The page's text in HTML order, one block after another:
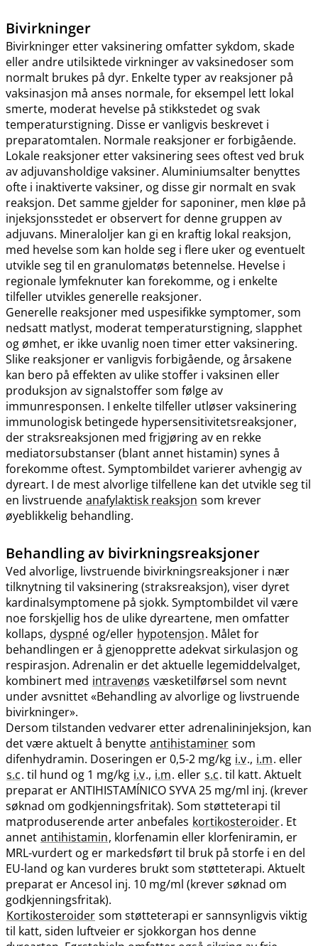
Bivirkninger
Bivirkninger etter vaksinering omfatter sykdom, skade
eller andre utilsiktede virkninger av vaksinedoser som
normalt brukes på dyr. Enkelte typer av reaksjoner på
vaksinasjon må anses normale, for eksempel lett lokal
smerte, moderat hevelse på stikkstedet og svak
temperaturstigning. Disse er vanligvis beskrevet i
preparatomtalen. Normale reaksjoner er forbigående.
Lokale reaksjoner etter vaksinering sees oftest ved bruk
av adjuvansholdige vaksiner. Aluminiumsalter benyttes
ofte i inaktiverte vaksiner, og disse gir normalt en svak
reaksjon. Det samme gjelder for saponiner, men kløe på
injeksjonsstedet er observert for denne gruppen av
adjuvans. Mineraloljer kan gi en kraftig lokal reaksjon,
med hevelse som kan holde seg i flere uker og eventuelt
utvikle seg til en granulomatøs betennelse. Hevelse i
regionale lymfeknuter kan forekomme, og i enkelte
tilfeller utvikles generelle reaksjoner.
Generelle reaksjoner med uspesifikke symptomer, som
nedsatt matlyst, moderat temperaturstigning, slapphet
og ømhet, er ikke uvanlig noen timer etter vaksinering.
Slike reaksjoner er vanligvis forbigående, og årsakene
kan bero på effekten av ulike stoffer i vaksinen eller
produksjon av signalstoffer som følge av
immunresponsen. I enkelte tilfeller utløser vaksinering
immunologisk betingede hypersensitivitetsreaksjoner,
der straksreaksjonen med frigjøring av en rekke
mediatorsubstanser (blant annet histamin) synes å
forekomme oftest. Symptombildet varierer avhengig av
dyreart. I de mest alvorlige tilfellene kan det utvikle seg til
en livstruende anafylaktisk reaksjon som krever
øyeblikkelig behandling.
Behandling av bivirkningsreaksjoner
Ved alvorlige, livstruende bivirkningsreaksjoner i nær
tilknytning til vaksinering (straksreaksjon), viser dyret
kardinalsymptomene på sjokk. Symptombildet vil være
noe forskjellig hos de ulike dyreartene, men omfatter
kollaps, dyspné og​/​eller hypotensjon. Målet for
behandlingen er å gjenopprette adekvat sirkulasjon og
respirasjon. Adrenalin er det aktuelle legemiddelvalget,
kombinert med intravenøs væsketilførsel som nevnt
under avsnittet «Behandling av alvorlige og livstruende
bivirkninger».
Dersom tilstanden vedvarer etter adrenalininjeksjon, kan
det være aktuelt å benytte antihistaminer som
difenhydramin. Doseringen er 0,5-2 mg/kg i.v., i.m. eller
s.c. til hund og 1 mg/kg i.v., i.m. eller s.c. til katt. Aktuelt
preparat er ANTIHISTAMÍNICO SYVA 25 mg/ml inj. (krever
søknad om godkjenningsfritak). Som støtteterapi til
matproduserende arter anbefales kortikosteroider. Et
annet antihistamin, klorfenamin eller klorfeniramin, er
MRL-vurdert og er markedsført til bruk på storfe i en del
EU-land og kan vurderes brukt som støtteterapi. Aktuelt
preparat er Ancesol inj. 10 mg/ml (krever søknad om
godkjenningsfritak).
Kortikosteroider som støtteterapi er sannsynligvis viktig
til katt, siden luftveier er sjokkorgan hos denne